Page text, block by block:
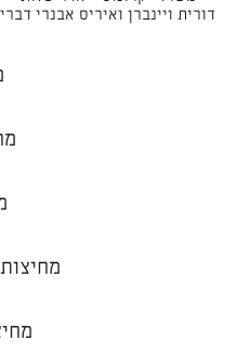
דורית ויינברן ואיריס אבנרי דברי